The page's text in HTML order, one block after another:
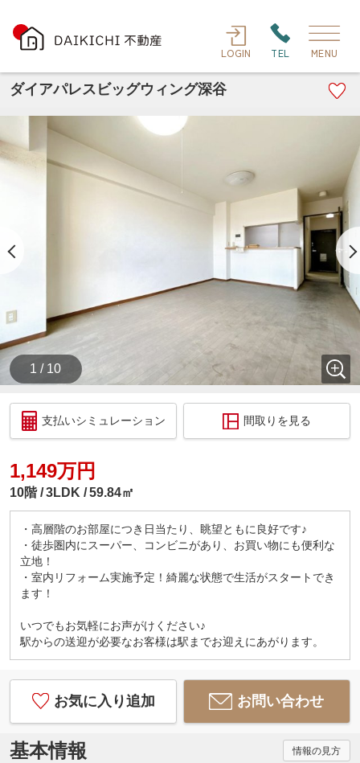
LOGIN TEL MENU
ダイアパレスビッグウィング深谷
1 / 10
支払いシミュレーション 間取りを見る
1,149万円
10階 3LDK 59.84㎡
・高層階のお部屋につき日当たり、眺望ともに良好です♪
・徒歩圏内にスーパー、コンビニがあり、お買い物にも便利な
立地！
・室内リフォーム実施予定！綺麗な状態で生活がスタートでき
ます！
いつでもお気軽にお声がけください♪
駅からの送迎が必要なお客様は駅までお迎えにあがります。
お気に入り追加 お問い合わせ
基本情報 情報の見方